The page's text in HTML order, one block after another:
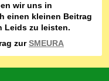
wir uns in
einen kleinen Beitrag
Leids zu leisten.
zurSMEURA